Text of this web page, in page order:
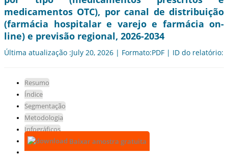
medicamentos OTC), por canal de distribuição
(farmácia hospitalar e varejo e farmácia on-
line) e previsão regional, 2026-2034
Última atualização :July 20, 2026 | Formato:PDF | ID do relatório:
Resumo
Índice
Segmentação
Metodologia
Infográficos
Baixar amostra gratuita